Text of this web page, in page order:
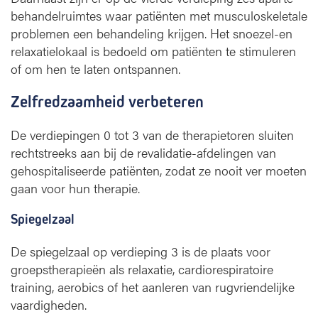
behandelruimtes waar patiënten met musculoskeletale
problemen een behandeling krijgen. Het snoezel-en
relaxatielokaal is bedoeld om patiënten te stimuleren
of om hen te laten ontspannen.
Zelfredzaamheid verbeteren
De verdiepingen 0 tot 3 van de therapietoren sluiten
rechtstreeks aan bij de revalidatie-afdelingen van
gehospitaliseerde patiënten, zodat ze nooit ver moeten
gaan voor hun therapie.
Spiegelzaal
De spiegelzaal op verdieping 3 is de plaats voor
groepstherapieën als relaxatie, cardiorespiratoire
training, aerobics of het aanleren van rugvriendelijke
vaardigheden.